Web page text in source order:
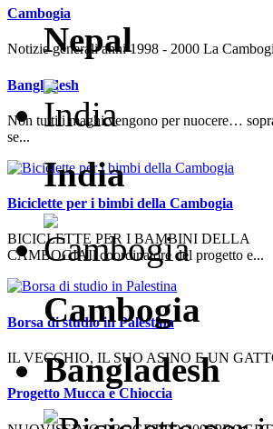
Cambogia
Notizie generali anni 1998 - 2000 La
Bangladesh
Non tutti i maghi vengono per nuocere…
se...
Biciclette per i bimbi della Cambogia
BICICLETTE PER I BAMBINI DELLA
CAMBOGIAIl coordinatore del progetto e...
Borsa di studio in Palestina
IL VECCHIO, IL SUO ASINO E UN
Progetto Mucca e Chioccia
Nepal
India
Cambogia
Bangladesh